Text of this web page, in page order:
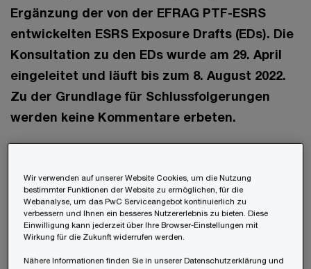
Ergänzung der von der EFRAG PTF-ESRS
entwickelten ESRS Exposure Drafts (EDs). Die
Konsultation zu den EDs wurde am 29. April
eingeleitet und läuft bis zum 8. August 2022.
Zu der Grundlage für Schlussfolgerungen
werden keine Kommentare erbeten.
EDs mit einer Frist bis zum 8. August 2022 und
forderte alle Interessengruppen auf, im Rahmen
einer Konsultationsumfrage Kommentare dazu
abzugeben (hier geht es zur Pressemitteilung
vom 29. April 2022).
Wir verwenden auf unserer Website Cookies, um die Nutzung
bestimmter Funktionen der Website zu ermöglichen, für die
Webanalyse, um das PwC Serviceangebot kontinuierlich zu
verbessern und Ihnen ein besseres Nutzererlebnis zu bieten. Diese
Einwilligung kann jederzeit über Ihre Browser-Einstellungen mit
Wirkung für die Zukunft widerrufen werden.
Nähere Informationen finden Sie in unserer Datenschutzerklärung und